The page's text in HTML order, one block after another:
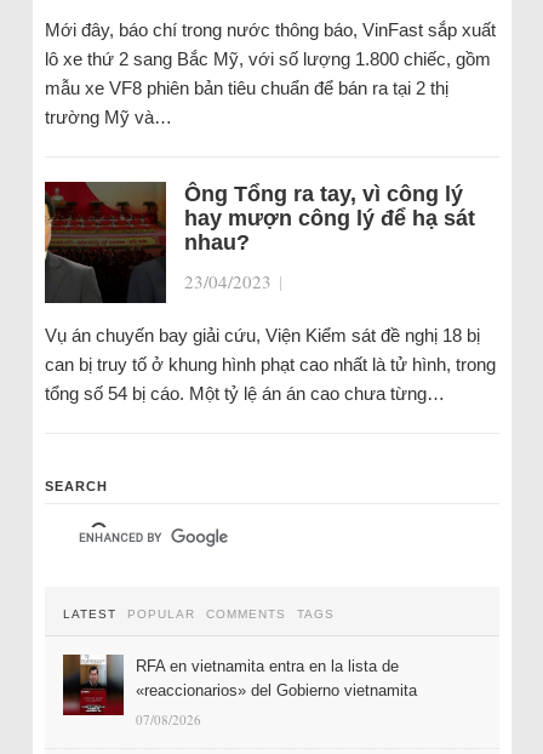
Mới đây, báo chí trong nước thông báo, VinFast sắp xuất
lô xe thứ 2 sang Bắc Mỹ, với số lượng 1.800 chiếc, gồm
mẫu xe VF8 phiên bản tiêu chuẩn để bán ra tại 2 thị
trường Mỹ và…
Ông Tổng ra tay, vì công lý
hay mượn công lý để hạ sát
nhau?
23/04/2023 |
Vụ án chuyến bay giải cứu, Viện Kiểm sát đề nghị 18 bị
can bị truy tố ở khung hình phạt cao nhất là tử hình, trong
tổng số 54 bị cáo. Một tỷ lệ án án cao chưa từng…
SEARCH
LATEST POPULAR COMMENTS TAGS
RFA en vietnamita entra en la lista de
«reaccionarios» del Gobierno vietnamita
07/08/2026